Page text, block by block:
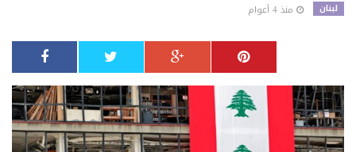
لبنان منذ 4 أعوام